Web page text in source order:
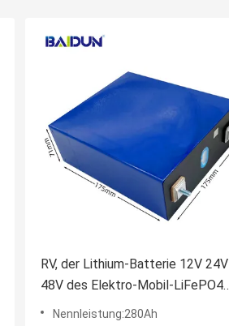
RV, der Lithium-Batterie 12V 24V
48V des Elektro-Mobil-LiFePO4
auflädt
Nennleistung:280Ah